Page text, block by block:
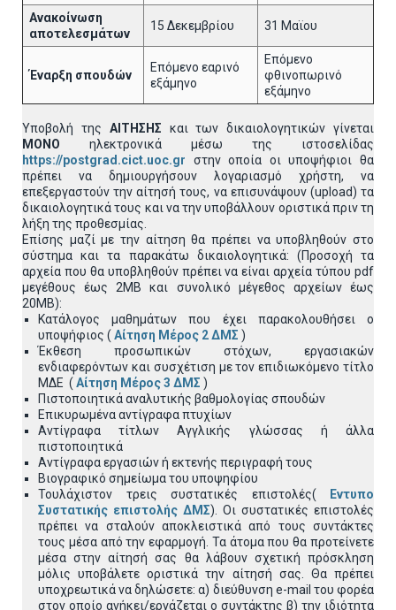
Ανακοίνωση
αποτελεσμάτων
15 Δεκεμβρίου 31 Μαϊου
Έναρξη σπουδών
Επόμενο εαρινό
εξάμηνο
Επόμενο
φθινοπωρινό
εξάμηνο
Υποβολή της ΑΙΤΗΣΗΣ και των δικαιολογητικών γίνεται
MONO ηλεκτρονικά μέσω της ιστοσελίδας
https://postgrad.cict.uoc.gr στην οποία οι υποψήφιοι θα
πρέπει να δημιουργήσουν λογαριασμό χρήστη, να
επεξεργαστούν την αίτησή τους, να επισυνάψουν (upload) τα
δικαιολογητικά τους και να την υποβάλλουν οριστικά πριν τη
λήξη της προθεσμίας.
Επίσης μαζί με την αίτηση θα πρέπει να υποβληθούν στο
σύστημα και τα παρακάτω δικαιολογητικά: (Προσοχή τα
αρχεία που θα υποβληθούν πρέπει να είναι αρχεία τύπου pdf
μεγέθους έως 2ΜΒ και συνολικό μέγεθος αρχείων έως
20ΜΒ):
Κατάλογος μαθημάτων που έχει παρακολουθήσει ο
υποψήφιος ( Αίτηση Μέρος 2 ΔΜΣ )
Έκθεση προσωπικών στόχων, εργασιακών
ενδιαφερόντων και συσχέτιση με τον επιδιωκόμενο τίτλο
ΜΔΕ ( Αίτηση Μέρος 3 ΔΜΣ )
Πιστοποιητικά αναλυτικής βαθμολογίας σπουδών
Επικυρωμένα αντίγραφα πτυχίων
Αντίγραφα τίτλων Αγγλικής γλώσσας ή άλλα
πιστοποιητικά
Αντίγραφα εργασιών ή εκτενής περιγραφή τους
Βιογραφικό σημείωμα του υποψηφίου
Τουλάχιστον τρεις συστατικές επιστολές(
Εντυπο
Συστατικής επιστολής ΔΜΣ). Οι συστατικές επιστολές
πρέπει να σταλούν αποκλειστικά από τους συντάκτες
τους μέσα από την εφαρμογή. Τα άτομα που θα προτείνετε
μέσα στην αίτησή σας θα λάβουν σχετική πρόσκληση
μόλις υποβάλετε οριστικά την αίτησή σας. Θα πρέπει
υποχρεωτικά να δηλώσετε: α) διεύθυνση e-mail του φορέα
στον οποίο ανήκει/εργάζεται ο συντάκτης β) την ιδιότητα